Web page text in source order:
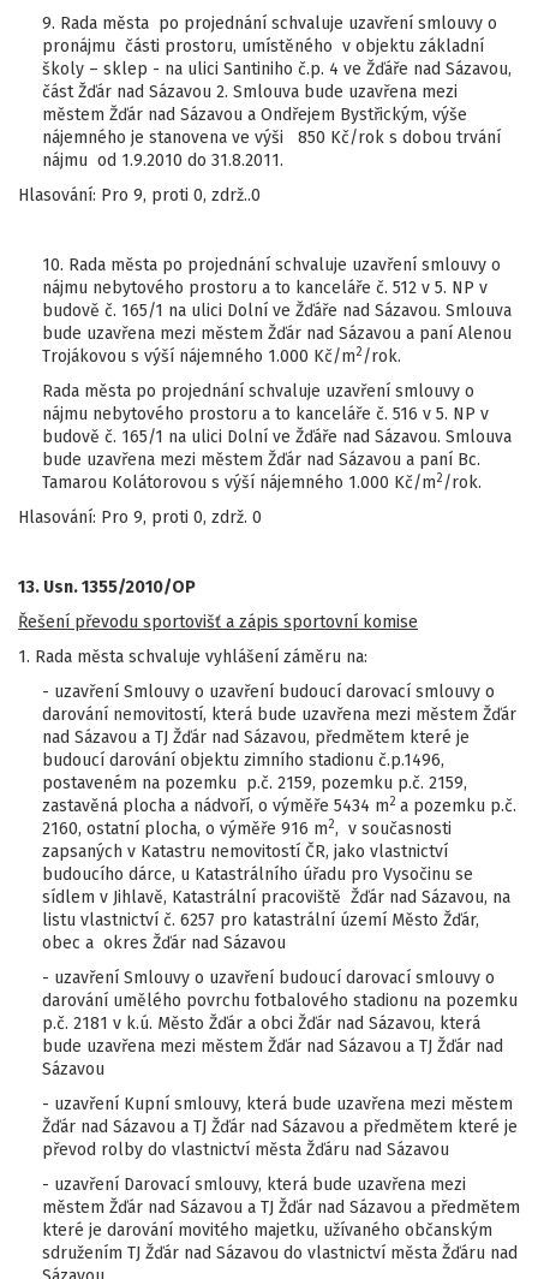
9. Rada města po projednání schvaluje uzavření smlouvy o
pronájmu části prostoru, umístěného v objektu základní
školy – sklep - na ulici Santiniho č.p. 4 ve Žďáře nad Sázavou,
část Žďár nad Sázavou 2. Smlouva bude uzavřena mezi
městem Žďár nad Sázavou a Ondřejem Bystřickým, výše
nájemného je stanovena ve výši 850 Kč/rok s dobou trvání
nájmu od 1.9.2010 do 31.8.2011.
Hlasování: Pro 9, proti 0, zdrž..0
10. Rada města po projednání schvaluje uzavření smlouvy o
nájmu nebytového prostoru a to kanceláře č. 512 v 5. NP v
budově č. 165/1 na ulici Dolní ve Žďáře nad Sázavou. Smlouva
bude uzavřena mezi městem Žďár nad Sázavou a paní Alenou
Trojákovou s výší nájemného 1.000 Kč/m2 /rok.
Rada města po projednání schvaluje uzavření smlouvy o
nájmu nebytového prostoru a to kanceláře č. 516 v 5. NP v
budově č. 165/1 na ulici Dolní ve Žďáře nad Sázavou. Smlouva
bude uzavřena mezi městem Žďár nad Sázavou a paní Bc.
Tamarou Kolátorovou s výší nájemného 1.000 Kč/m2 /rok.
Hlasování: Pro 9, proti 0, zdrž. 0
13. Usn. 1355/2010/OP
Řešení převodu sportovišť a zápis sportovní komise
1. Rada města schvaluje vyhlášení záměru na:
- uzavření Smlouvy o uzavření budoucí darovací smlouvy o
darování nemovitostí, která bude uzavřena mezi městem Žďár
nad Sázavou a TJ Žďár nad Sázavou, předmětem které je
budoucí darování objektu zimního stadionu č.p.1496,
postaveném na pozemku p.č. 2159, pozemku p.č. 2159,
zastavěná plocha a nádvoří, o výměře 5434 m2 a pozemku p.č.
2160, ostatní plocha, o výměře 916 m2, v současnosti
zapsaných v Katastru nemovitostí ČR, jako vlastnictví
budoucího dárce, u Katastrálního úřadu pro Vysočinu se
sídlem v Jihlavě, Katastrální pracoviště Žďár nad Sázavou, na
listu vlastnictví č. 6257 pro katastrální území Město Žďár,
obec a okres Žďár nad Sázavou
- uzavření Smlouvy o uzavření budoucí darovací smlouvy o
darování umělého povrchu fotbalového stadionu na pozemku
p.č. 2181 v k.ú. Město Žďár a obci Žďár nad Sázavou, která
bude uzavřena mezi městem Žďár nad Sázavou a TJ Žďár nad
Sázavou
- uzavření Kupní smlouvy, která bude uzavřena mezi městem
Žďár nad Sázavou a TJ Žďár nad Sázavou a předmětem které je
převod rolby do vlastnictví města Žďáru nad Sázavou
- uzavření Darovací smlouvy, která bude uzavřena mezi
městem Žďár nad Sázavou a TJ Žďár nad Sázavou a předmětem
které je darování movitého majetku, užívaného občanským
sdružením TJ Žďár nad Sázavou do vlastnictví města Žďáru nad